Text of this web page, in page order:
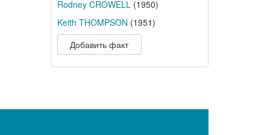
Rodney CROWELL(1950)
Keith THOMPSON (1951)
Добавить факт